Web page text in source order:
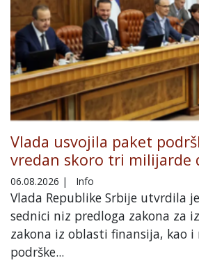
Vlada usvojila paket
vredan skoro tri milijarde
06.08.2026 | Info
Vlada Republike Srbije utvrdila
sednici niz predloga zakona za
zakona iz oblasti finansija, kao i
podrške...